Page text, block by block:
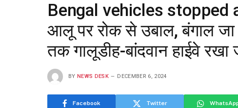
Bengal vehicles stopped
आलू पर रोक से उबाल, बंगाल जा
तक गालूडीह-बांदवान हाईवे रखा
BY NEWS DESK DECEMBER 6, 2024
Facebook Twitter